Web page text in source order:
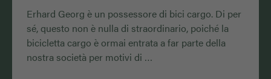
Erhard Georg è un possessore di bici cargo. Di per
sé, questo non è nulla di straordinario, poiché la
bicicletta cargo è ormai entrata a far parte della
nostra società per motivi di …